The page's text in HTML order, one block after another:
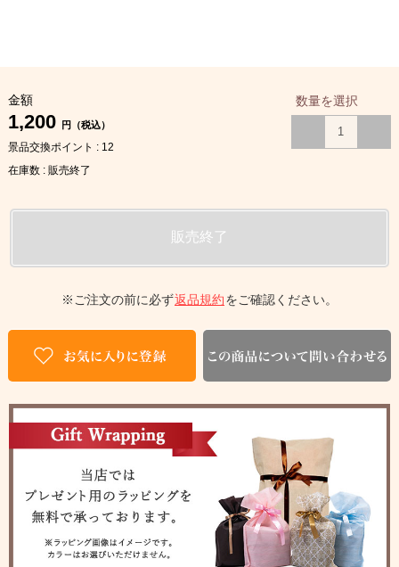
金額
1,200 円（税込）
景品交換ポイント : 12
在庫数 : 販売終了
数量を選択
※ご注文の前に必ず返品規約をご確認ください。